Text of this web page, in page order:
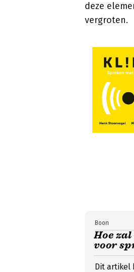
deze
vergroten.
Hoe
voor
Boon
Dit artikel